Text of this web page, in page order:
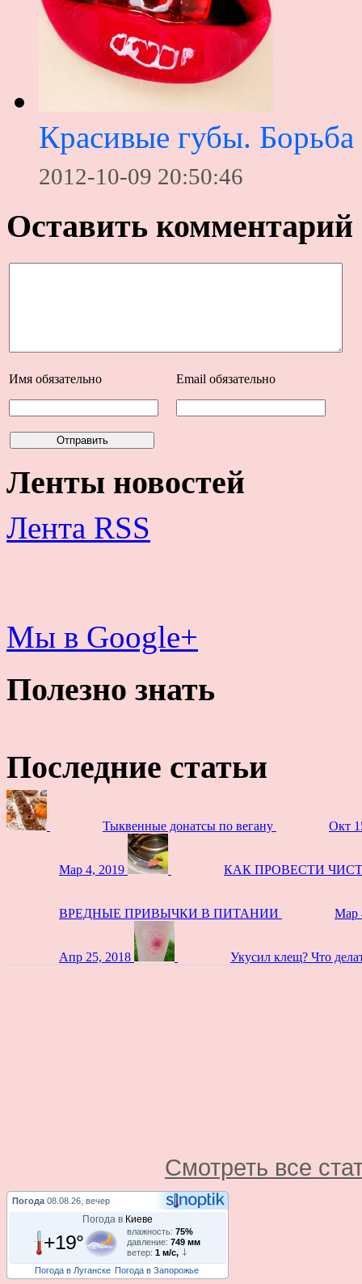
Красивые губы. Борьба
2012-10-09 20:50:46
Оставить комментарий
Имя обязательно Email обязательно
Ленты новостей
Лента RSS
Мы в Google+
Полезно знать
Последние статьи
Тыквенные донатсы по вегану Окт
Мар 4, 2019 КАК ПРОВЕСТИ
ВРЕДНЫЕ ПРИВЫЧКИ В ПИТАНИИ Мар
Апр 25, 2018 Укусил клещ? Что
Смотреть все
Погода 08.08.26, вечер
Погода в Киеве
+19° влажность: 75%
давление: 749 мм
ветер: 1 м/с,
Погода в Луганске Погода в Запорожье